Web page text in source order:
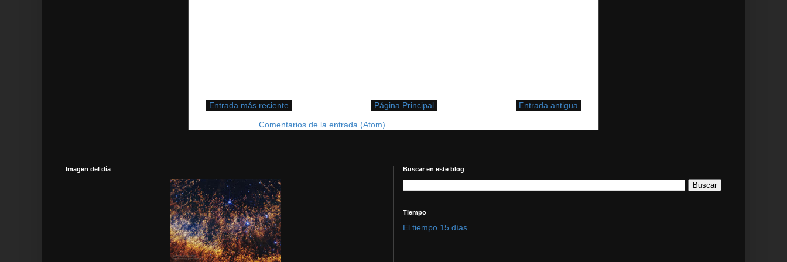
Entrada más reciente Entrada antigua
Página Principal
Comentarios de la entrada (Atom)
Imagen del día Buscar en este blog
Tiempo
El tiempo 15 días